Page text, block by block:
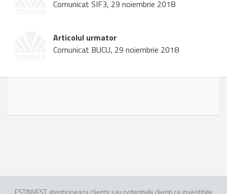
Comunicat SIF3, 29 noiembrie 2018
Articolul urmator
Comunicat BUCU, 29 noiembrie 2018
ESTINVEST atentioneaza clientii sau potentialii clienti ca investitiile